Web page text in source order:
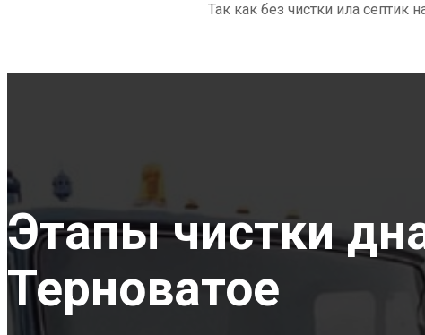
Так как без чистки ила септик
Этапы чистки
Терноватое